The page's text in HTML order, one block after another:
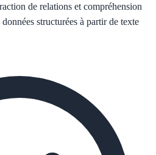
de relations et compréhension
structurées à partir de texte